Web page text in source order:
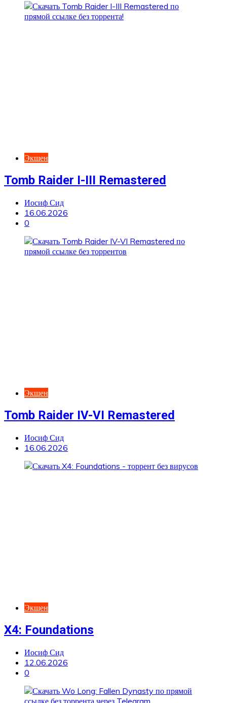
Экшен
Tomb Raider I-III Remastered
Иосиф Сид
16.06.2026
0
Экшен
Tomb Raider IV-VI Remastered
Иосиф Сид
16.06.2026
Экшен
X4: Foundations
Иосиф Сид
12.06.2026
0